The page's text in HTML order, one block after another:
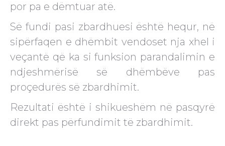
por pa e dëmtuar atë.
Së fundi pasi zbardhuesi është hequr, në
sipërfaqen e dhëmbit vendoset nja xhel i
veçantë që ka si funksion parandalimin e
ndjeshmërisë së dhëmbëve pas
proçedurës së zbardhimit.
Rezultati është i shikueshëm në pasqyrë
direkt pas përfundimit të zbardhimit.